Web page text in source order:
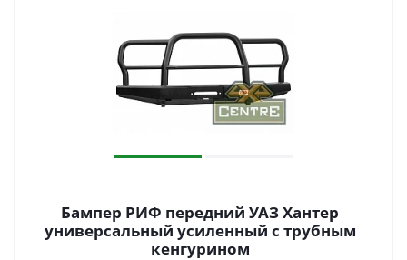
Бампер РИФ передний УАЗ Хантер
универсальный усиленный с трубным
кенгурином